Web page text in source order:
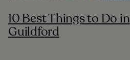
10 Best Things to Do in
Guildford